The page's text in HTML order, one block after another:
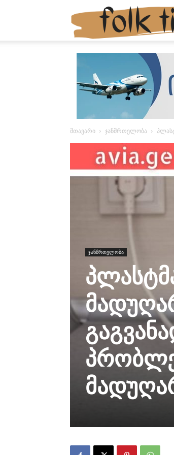
მთავარი ჯანმრთელობა
ჯანმრთელობა